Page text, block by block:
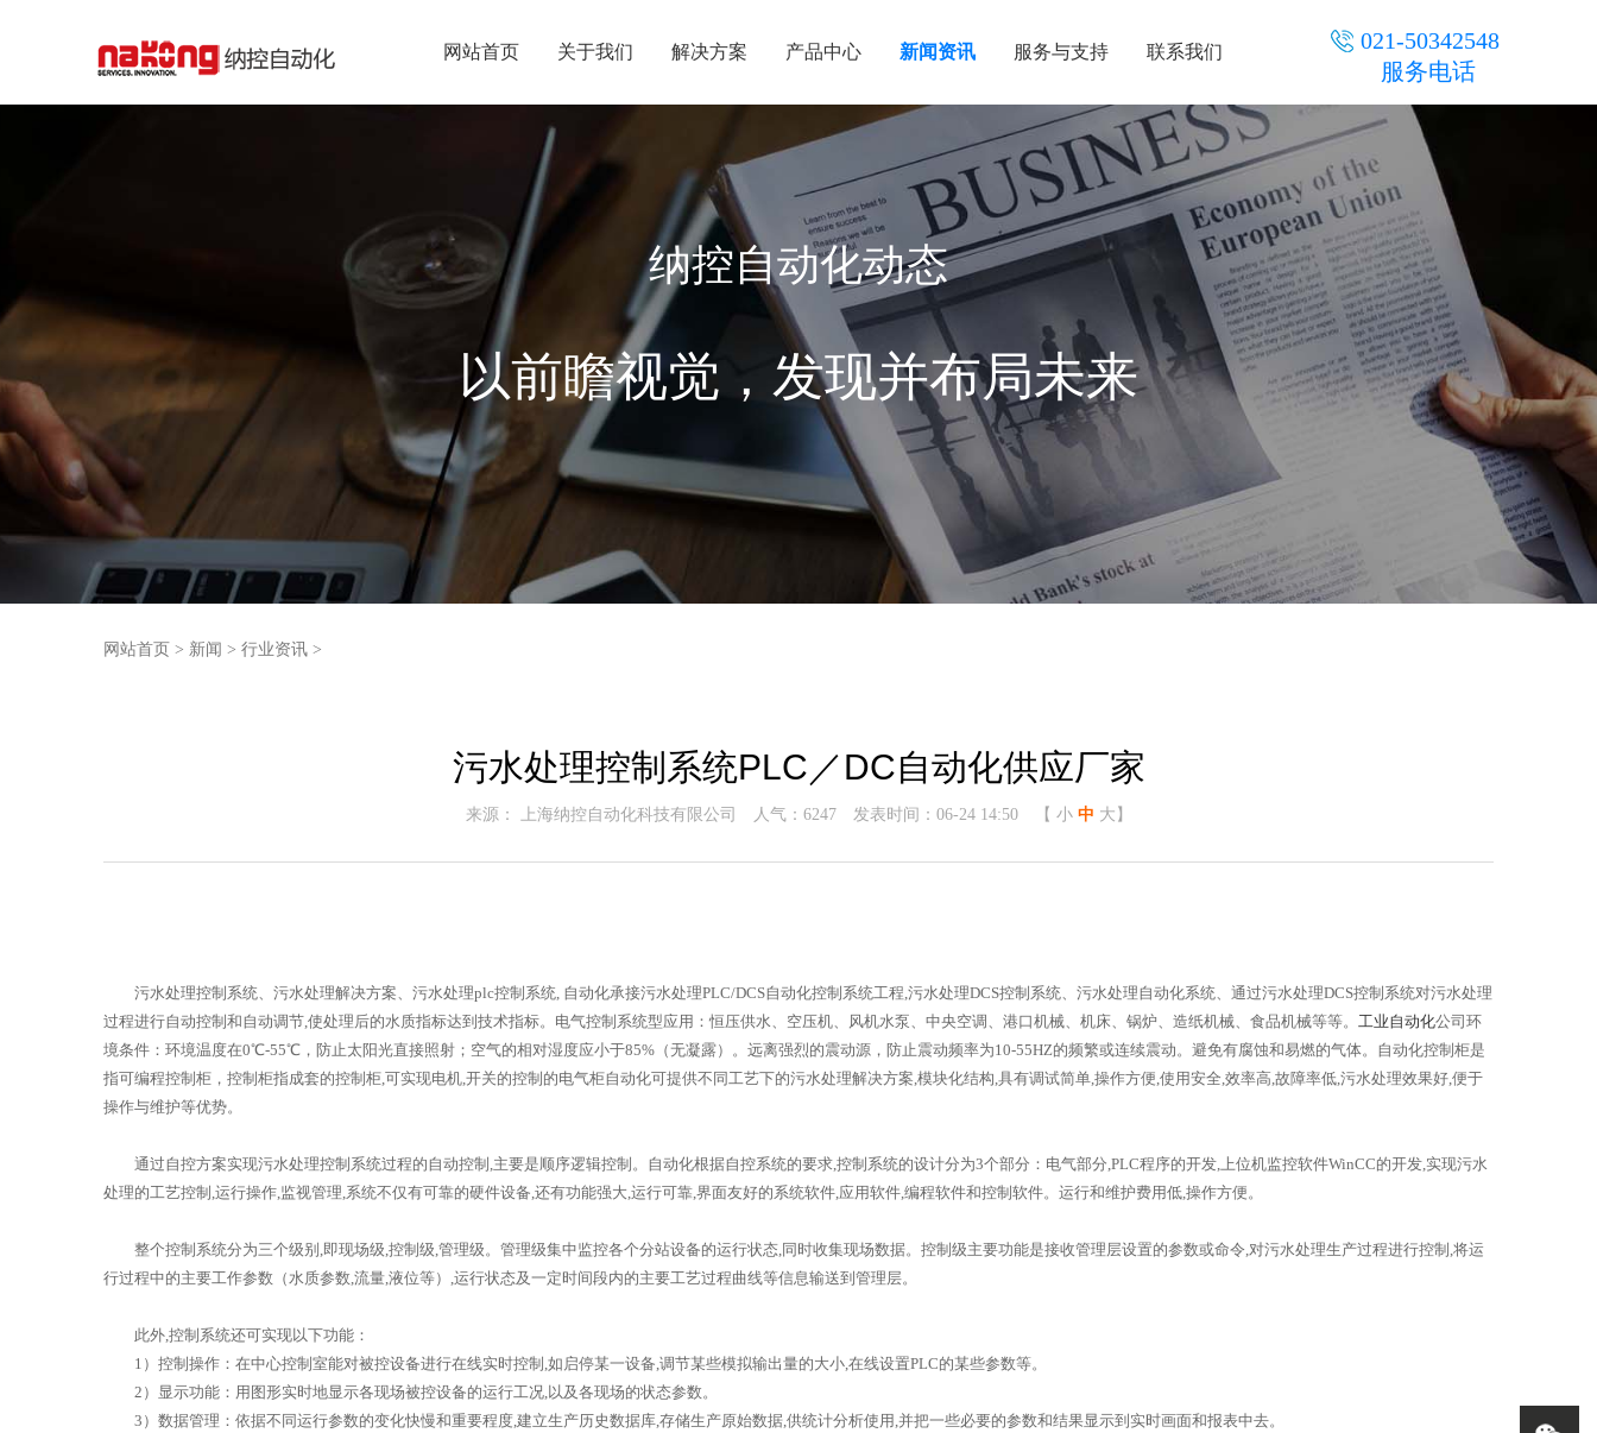
021-50342548
服务电话
网站首页 关于我们 解决方案 产品中心 新闻资讯 服务与支持 联系我们
纳控自动化动态
以前瞻视觉，发现并布局未来
网站首页 > 新闻 > 行业资讯 >
污水处理控制系统PLC／DC自动化供应厂家
来源： 上海纳控自动化科技有限公司 人气： 6247 发表时间：06-24 14:50 【 小 中 大 】
污水处理控制系统、污水处理解决方案、污水处理plc控制系统, 自动化承接污水处理PLC/DCS自动化控制系统工程,污水处理DCS控制系统、污水处理自动化系统、通过污水处理DCS控制系统对污水处理
过程进行自动控制和自动调节,使处理后的水质指标达到技术指标。电气控制系统型应用：恒压供水、空压机、风机水泵、中央空调、港口机械、机床、锅炉、造纸机械、食品机械等等。 工业自动化公司环
境条件：环境温度在0℃-55℃，防止太阳光直接照射；空气的相对湿度应小于85%（无凝露）。远离强烈的震动源，防止震动频率为10-55HZ的频繁或连续震动。避免有腐蚀和易燃的气体。自动化控制柜是
指可编程控制柜，控制柜指成套的控制柜,可实现电机,开关的控制的电气柜自动化可提供不同工艺下的污水处理解决方案,模块化结构,具有调试简单,操作方便,使用安全,效率高,故障率低,污水处理效果好,便于
操作与维护等优势。
通过自控方案实现污水处理控制系统过程的自动控制,主要是顺序逻辑控制。自动化根据自控系统的要求,控制系统的设计分为3个部分：电气部分,PLC程序的开发,上位机监控软件WinCC的开发,实现污水
处理的工艺控制,运行操作,监视管理,系统不仅有可靠的硬件设备,还有功能强大,运行可靠,界面友好的系统软件,应用软件,编程软件和控制软件。运行和维护费用低,操作方便。
整个控制系统分为三个级别,即现场级,控制级,管理级。管理级集中监控各个分站设备的运行状态,同时收集现场数据。控制级主要功能是接收管理层设置的参数或命令,对污水处理生产过程进行控制,将运
行过程中的主要工作参数（水质参数,流量,液位等）,运行状态及一定时间段内的主要工艺过程曲线等信息输送到管理层。
此外,控制系统还可实现以下功能：
1）控制操作：在中心控制室能对被控设备进行在线实时控制,如启停某一设备,调节某些模拟输出量的大小,在线设置PLC的某些参数等。
2）显示功能：用图形实时地显示各现场被控设备的运行工况,以及各现场的状态参数。
3）数据管理：依据不同运行参数的变化快慢和重要程度,建立生产历史数据库,存储生产原始数据,供统计分析使用,并把一些必要的参数和结果显示到实时画面和报表中去。